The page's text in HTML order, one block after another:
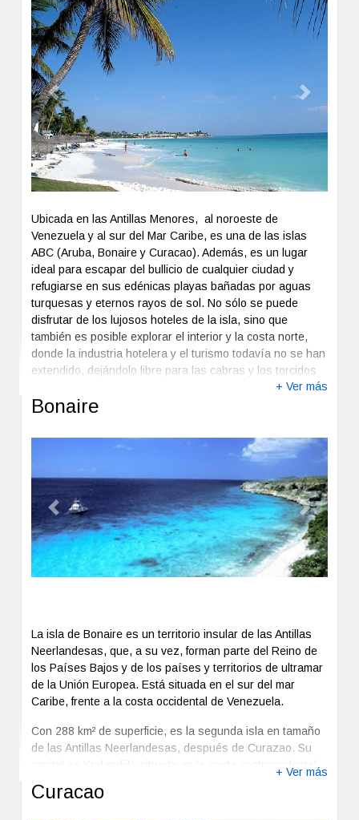
Previous Next
Ubicada en las Antillas Menores, al noroeste de
Venezuela y al sur del Mar Caribe, es una de las islas
ABC (Aruba, Bonaire y Curacao). Además, es un lugar
ideal para escapar del bullicio de cualquier ciudad y
refugiarse en sus edénicas playas bañadas por aguas
turquesas y eternos rayos de sol. No sólo se puede
disfrutar de los lujosos hoteles de la isla, sino que
también es posible explorar el interior y la costa norte,
donde la industria hotelera y el turismo todavía no se han
extendido, dejándolo libre para las cabras y los torcidos
La temperatura tropical, suavizada por los vientos alisios,
temporada alta la comprendida entre los meses de
En la Playa de Palm Beach se encuentra en el centro de
la industria turística de Aruba, por lo que muchos de los
hoteles más importantes de la isla se encuentran cerca
de esta playa. Lo mejor que se puede hacer aquí es
disfrutar del sol en las blancas arenas donde la sombra
de las palmeras y las palapas es perfecta para la hora de
+ Ver más
Bonaire
Previous Next
La isla de Bonaire es un territorio insular de las Antillas
Neerlandesas, que, a su vez, forman parte del Reino de
los Países Bajos y de los países y territorios de ultramar
de la Unión Europea. Está situada en el sur del mar
Caribe, frente a la costa occidental de Venezuela.
Con 288 km² de superficie, es la segunda isla en tamaño
de las Antillas Neerlandesas, después de Curazao. Su
capital es Kralendijk, situada en la costa centroccidental
+ Ver más
Curacao